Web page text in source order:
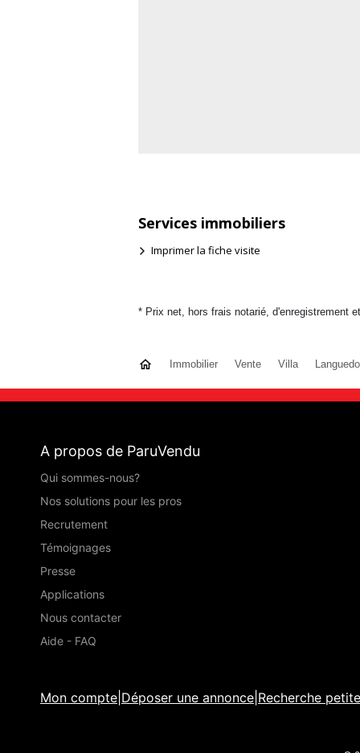
Services immobiliers
Imprimer la fiche visite
* Prix net, hors frais notarié, d'enregistrement
Immobilier Vente Villa
A propos de ParuVendu
Qui sommes-nous?
Nos solutions pour les pros
Recrutement
Témoignages
Presse
Applications
Nous contacter
Aide - FAQ
Mon compte Déposer une annonce Recherche